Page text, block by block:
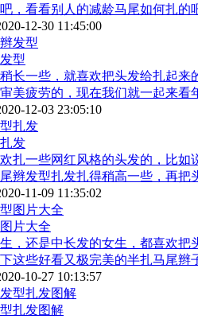
，看看别人的减龄马尾如何扎的
12-30 11:45:00
型
长一些，就喜欢把头发给扎起
美疲劳的，现在我们就一起来看
12-03 23:05:10
发
扎一些网红风格的头发的，比
辫发型扎发扎得稍高一些，再把
11-09 11:35:02
片大全
，还是中长发的女生，都喜欢
这些好看又极完美的半扎马尾辫
10-27 10:13:57
扎发图解